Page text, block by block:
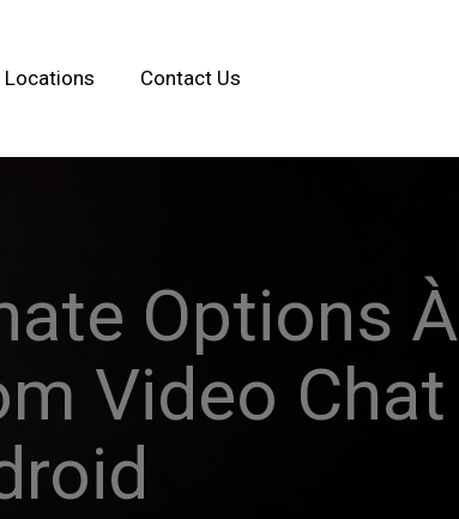
Locations Contact Us
Options À
Video Chat